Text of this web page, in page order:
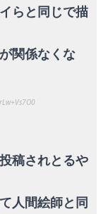
らと同じで描
関係なくな
rLw+Vs7O0
稿されとるや
人間絵師と同